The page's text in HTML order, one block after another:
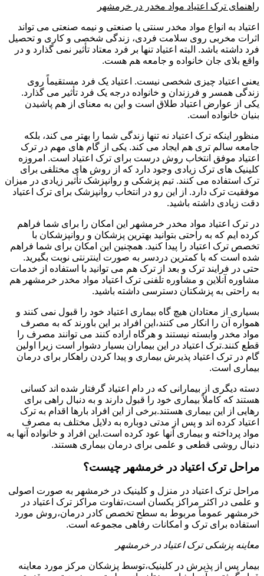
راهنمای ترک اعتیاد مواد مخدر در خرمشهر
اعتیاد به انواع مواد مخدر سنتی یا صنعتی و نیمه صنعتی می تواند
اثرات مخربی روی سلامت فردی، زندگی شخصی و کاری و تحصیل
فرد داشته باشد. البته اعتیاد تنها بر فرد معتاد تأثیر نمی گذارد و در
واقع بلای جان خانواده و جامعه هم هست.
یعنی اعتیاد چیزی شخصی نیست. اعتیاد یک فرد مستقیماً روی
زندگی همسر و فرزندان و خانواده درجه یک فرد تأثیر می گذارد.
یکی از عوارض اعتیاد طلاق است و این به معنای از هم پاشیدن
بنیان خانواده است.
منظور اینکه ترک اعتیاد نه تنها زندگی شما را بهتر می کند، بلکه
جامعه سالم تری هم ایجاد می کند. یکی از گام های مهم در ترک
اعتیاد موفق انتخاب روش درست برای ترک اعتیاد است. امروزه
کلینیک های ترک زیادی وجود دارد که از روش های مختلفی برای
ترک استفاده می کنند. تیم پزشکی و روانپزشک تأثیر زیادی در میزان
موفقیت ترک دارد. از این رو در انتخاب روانپزشک برای ترک اعتیاد
دقت زیادی داشته باشید.
در ترک اعتیاد مواد مخدر خرمشهر این امکان را برای شما فراهم
کرده ایم که به راحتی بتوانید بهترین پزشکان و روانپزشکان با
تخصص ترک اعتیاد را پیدا کنید. همچنین این امکان برای شما فراهم
شده است که با کمترین دردسر به صورت اینترنتی نوبت بگیرید.
حتی در فرایند ترک و بعد از ترک هم می توانید با استفاده از خدمات
مشاوره آنلاین و مشاوره تلفنی ترک اعتیاد مواد مخدر خرمشهر هم
به راحتی به پزشکتان دسترسی داشته باشید.
بسیاری از معتادان هیچ گاه بیماری اعتیاد خود را قبول نمی کنند و
همواره آن را انکار می کنند،این افراد بر این باورند که به مصرف
مواد مخدر وابسته نیستند و هرگاه اراده کنند می توانند مصرف را
قطع کنند.ترک اعتیاد در این بیماران بسیار دشوار است زیرا اولین
گام در ترک اعتیاد پذیرش بیماری و پیدا کردن راهکار برای درمان
بیماری است.
دسته دیگری از بیمارانی که در دام اعتیاد گرفتار شده اند کسانی
هستند که کاملاً بیماری خود را قبول دارند و به دنبال راهی برای
رهایی از این بیماری هستند.برخی از این افراد بارها اقدام به ترک
اعتیاد کرده اند و پس از مدتی دوباره به دلایل مختلف به مصرف
مواد پرداخته و بیماری آنها عود کرده است.این افراد و خانواده آنها به
دنبال روشی قطعی و علمی برای درمان بیماری هستند.
مراحل ترک اعتیاد در خرمشهر چیست؟
مراحل ترک اعتیاد در منزل و کلینیک در خرمشهر به صورت اصولی
و علمی در اکثر مراکز یکسان است،تفاوت مراکز ترک اعتیاد در
خرمشهر عموماً مربوط به سطح تخصص کادر درمان،روش مورد
استفاده برای ترک و امکانات رفاهی مجموعه است.
معاینه پزشکی ترک اعتیاد در خرمشهر
بیمار پس از پذیرش در کلینیک،توسط پزشکان مرکز مورد معاینه